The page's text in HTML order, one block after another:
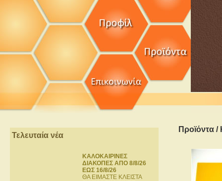
Τελευταία νέα
ΚΑΛΟΚΑΙΡΙΝΕΣ
ΔΙΑΚΟΠΕΣ ΑΠΟ 8/8/26
ΕΩΣ 16/8/26
ΘΑ ΕΙΜΑΣΤΕ ΚΛΕΙΣΤΑ
Προϊόντα /